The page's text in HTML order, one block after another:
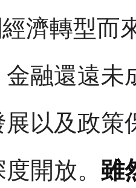
濟轉型而
融還遠
以及政策
開放。 雖